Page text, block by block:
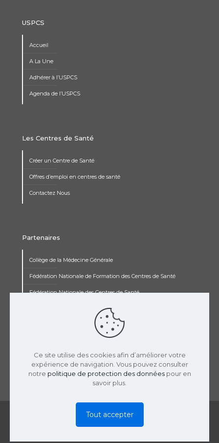
USPCS
Accueil
A La Une
Adhérer à l’USPCS
Agenda de l’USPCS
Les Centres de Santé
Créer un Centre de Santé
Offres d’emploi en centres de santé
Contactez Nous
Partenaires
Collège de la Médecine Générale
Fédération Nationale de Formation des Centres de Santé
Fédération Nationale des Centres de Santé
Institut de Recherche Jean François Rey
© 2019 USPCS | Réalisation :LaTooperie
Ce site utilise des cookies afin d’améliorer votre
expérience de navigation. Vous pouvez consulter
notre politique de protection des donnéespour en
savoir plus.
Tout accepter